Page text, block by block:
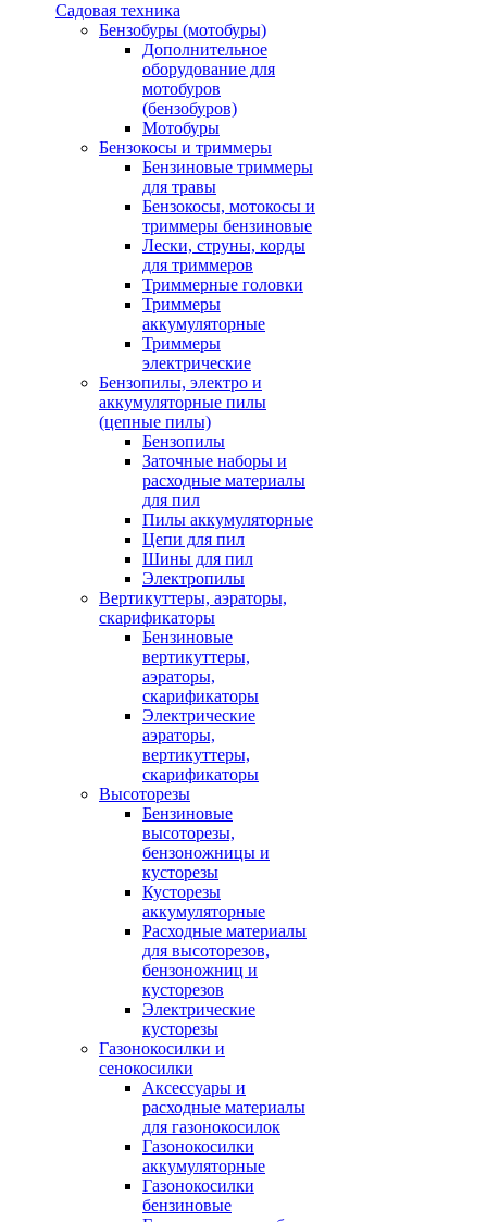
Садовая техника
Бензобуры (мотобуры)
Дополнительное
оборудование для
мотобуров
(бензобуров)
Мотобуры
Бензокосы и триммеры
Бензиновые триммеры
для травы
Бензокосы, мотокосы и
триммеры бензиновые
Лески, струны, корды
для триммеров
Триммерные головки
Триммеры
аккумуляторные
Триммеры
электрические
Бензопилы, электро и
аккумуляторные пилы
(цепные пилы)
Бензопилы
Заточные наборы и
расходные материалы
для пил
Пилы аккумуляторные
Цепи для пил
Шины для пил
Электропилы
Вертикуттеры, аэраторы,
скарификаторы
Бензиновые
вертикуттеры,
аэраторы,
скарификаторы
Электрические
аэраторы,
вертикуттеры,
скарификаторы
Высоторезы
Бензиновые
высоторезы,
бензоножницы и
кусторезы
Кусторезы
аккумуляторные
Расходные материалы
для высоторезов,
бензоножниц и
кусторезов
Электрические
кусторезы
Газонокосилки и
сенокосилки
Аксессуары и
расходные материалы
для газонокосилок
Газонокосилки
аккумуляторные
Газонокосилки
бензиновые